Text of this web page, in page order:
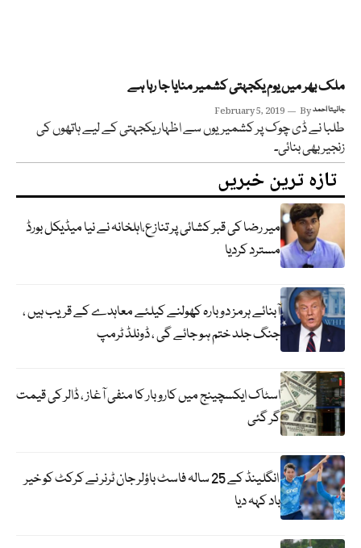
ملک بھر میں یوم یکجہتی کشمیر منایا جا رہا ہے
February 5, 2019 Byجانیتا احمد
طلبا نے ڈی چوک پر کشمیریوں سے اظہار یکجہتی کے لیے ہاتھوں کی
زنجیر بھی بنائی۔
تازہ ترین خبریں
میر رضا کی قبر کشائی پر تنازع،اہلخانہ نے نیا میڈیکل بورڈ
مسترد کردیا
آبنائے ہرمز دوبارہ کھولنے کیلئے معاہدے کے قریب ہیں ،
جنگ جلد ختم ہو جائے گی ، ڈونلڈ ٹرمپ
اسٹاک ایکسچینج میں کاروبار کا منفی آغاز ، ڈالر کی قیمت
گر گئی
انگلینڈ کے 25 سالہ فاسٹ باؤلر جان ٹرنر نے کرکٹ کو خیر
باد کہہ دیا